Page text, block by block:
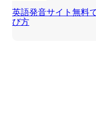
英語発音サイト無料
び方